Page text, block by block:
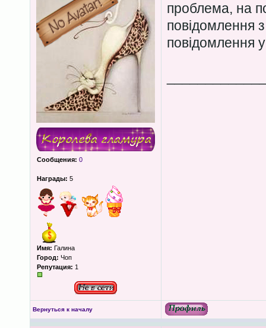
Сообщения: 0
Награды: 5
Имя: Галина
Город: Чоп
Репутация: 1
проблема, на
повідомлення
повідомлення
Вернуться к началу